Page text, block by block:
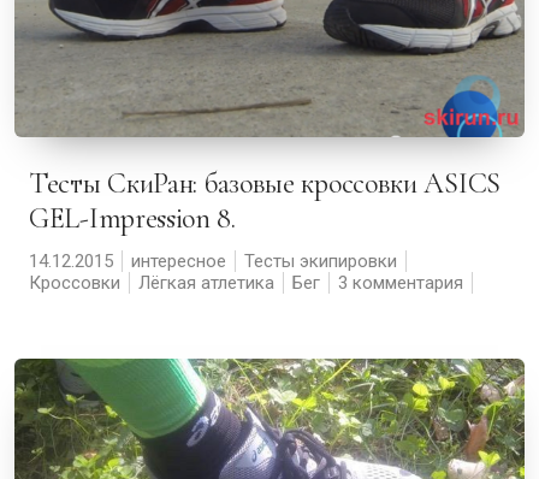
Тесты СкиРан: базовые кроссовки ASICS
GEL-Impression 8.
14.12.2015 интересное
Тесты экипировки
Кроссовки
Лёгкая атлетика Бег 3 комментария